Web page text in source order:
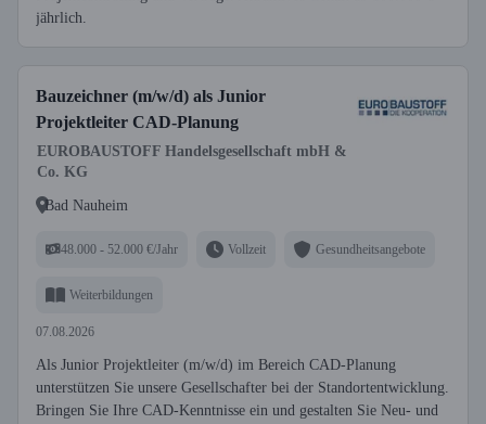
jährlich.
Bauzeichner (m/w/d) als Junior
Projektleiter CAD-Planung
EUROBAUSTOFF Handelsgesellschaft mbH &
Co. KG
Bad Nauheim
48.000 - 52.000 €/Jahr Vollzeit Gesundheitsangebote
Weiterbildungen
07.08.2026
Als Junior Projektleiter (m/w/d) im Bereich CAD-Planung
unterstützen Sie unsere Gesellschafter bei der Standortentwicklung.
Bringen Sie Ihre CAD-Kenntnisse ein und gestalten Sie Neu- und